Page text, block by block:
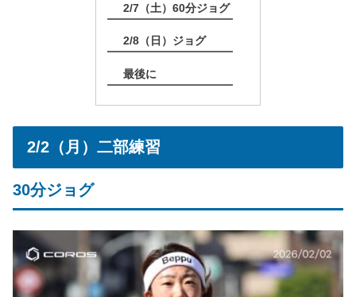
2/7（土）60分ジョグ
2/8（日）ジョグ
最後に
2/2（月）二部練習
30分ジョグ